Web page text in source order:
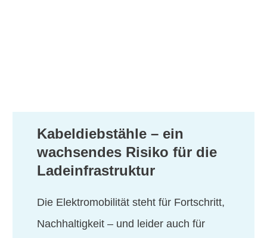
Kabeldiebstähle – ein
wachsendes Risiko für die
Ladeinfrastruktur
Die Elektromobilität steht für Fortschritt,
Nachhaltigkeit – und leider auch für